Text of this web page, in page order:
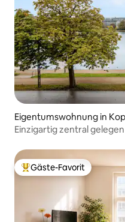
Eigentumswohnung in
Einzigartig zentral
Beliebter Gäste-Favorit.
Gäste-Favorit